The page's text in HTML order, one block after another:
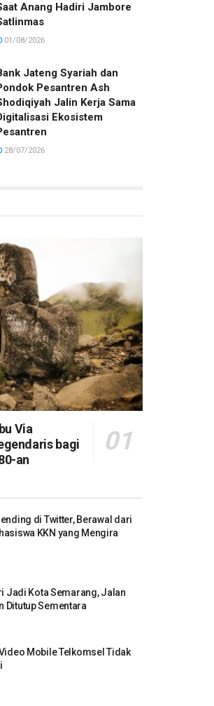
Anang Hadiri Jambore
01/08/2026
Jateng Syariah dan
Pesantren Ash
Jalin Kerja Sama
Ekosistem
28/07/2026
Via
bagi
an
di Twitter, Berawal dari
KKN yang Mengira
Jadi Kota Semarang, Jalan
Ditutup Sementara
Mobile Telkomsel Tidak